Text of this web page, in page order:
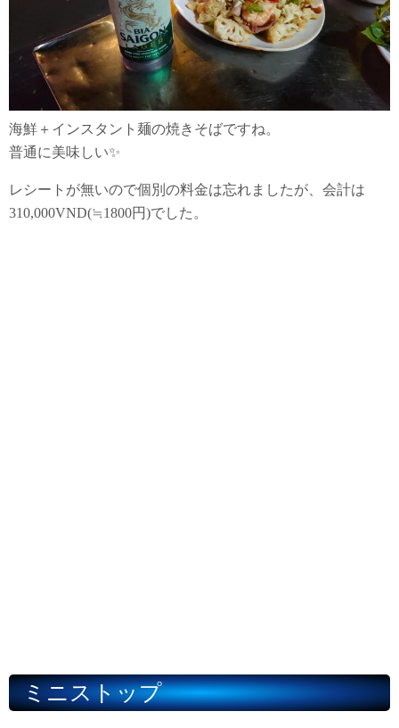
海鮮＋インスタント麺の焼きそばですね。
普通に美味しい✨
レシートが無いので個別の料金は忘れましたが、会計は
310,000VND(≒1800円)でした。
ミニストップ